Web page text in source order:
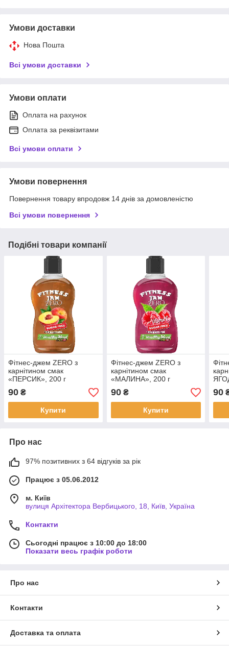
Умови доставки
Нова Пошта
Всі умови доставки
Умови оплати
Оплата на рахунок
Оплата за реквізитами
Всі умови оплати
Умови повернення
Повернення товару впродовж 14 днів за домовленістю
Всі умови повернення
Подібні товари компанії
Фітнес-джем ZERO з
карнітином смак
«ПЕРСИК», 200 г
90 ₴
Купити
Фітнес-джем ZERO з
карнітином смак
«МАЛИНА», 200 г
90₴
Купити
90
Про нас
97% позитивних з 64 відгуків за рік
Працює з 05.06.2012
м. Київ
вулиця Архітектора Вербицького, 18, Київ, Україна
Контакти
Сьогодні працює з 10:00 до 18:00
Показати весь графік роботи
Про нас
Контакти
Доставка та оплата